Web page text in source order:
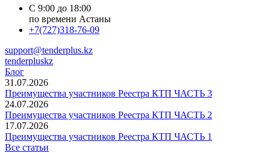
С 9:00 до 18:00
по времени Астаны
+7(727)318-76-09
support@tenderplus.kz
tenderpluskz
Блог
31.07.2026
Преимущества участников Реестра КТП ЧАСТЬ 3
24.07.2026
Преимущества участников Реестра КТП ЧАСТЬ 2
17.07.2026
Преимущества участников Реестра КТП ЧАСТЬ 1
Все статьи